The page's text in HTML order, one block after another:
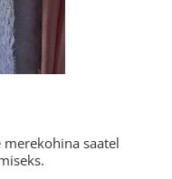
saatel